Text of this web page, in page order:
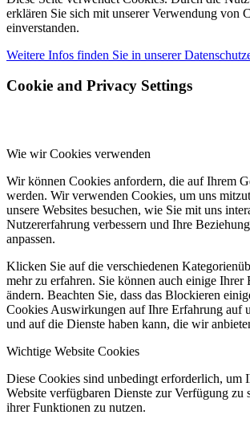
erklären Sie sich mit unserer Verwendung von
einverstanden.
Weitere Infos finden Sie in unserer
Cookie and Privacy Settings
Wie wir Cookies verwenden
Wir können Cookies anfordern, die auf Ihrem
werden. Wir verwenden Cookies, um uns
unsere Websites besuchen, wie Sie mit uns
Nutzererfahrung verbessern und Ihre
anpassen.
Klicken Sie auf die verschiedenen
mehr zu erfahren. Sie können auch einige Ihrer
ändern. Beachten Sie, dass das Blockieren
Cookies Auswirkungen auf Ihre Erfahrung auf
und auf die Dienste haben kann, die wir
Wichtige Website Cookies
Diese Cookies sind unbedingt erforderlich, um
Website verfügbaren Dienste zur Verfügung zu
ihrer Funktionen zu nutzen.